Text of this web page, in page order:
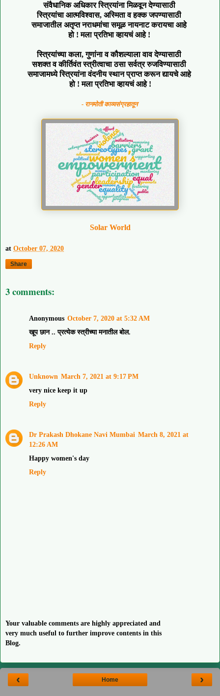
संवैधानिक अधिकार स्त्रियांना मिळवून देण्यासाठी
स्त्रियांचा आत्मविश्वास, अस्मिता व हक्क जपण्यासाठी
समाजातील अतृप्त नराधमांचा समूळ नायनाट करायचा आहे
हो ! मला प्रतिभा व्हायचं आहे !
स्त्रियांच्या कला, गुणांना व कौशल्याला वाव देण्यासाठी
सशक्त व कीर्तिवंत स्त्रीत्वाचा ठसा सर्वत्र रुजविण्यासाठी
समाजामध्ये स्त्रियांना वंदनीय स्थान प्राप्त करून द्यायचे आहे
हो ! मला प्रतिभा व्हायचं आहे !
- रानमोती काव्यसंग्रहातून
Solar World
at October 07, 2020
Share
3 comments:
Anonymous October 7, 2020 at 5:32 AM
खूप छान .. प्रत्येक स्त्रीच्या मनातील बोल.
Reply
Unknown March 7, 2021 at 9:17 PM
very nice keep it up
Reply
Dr Prakash Dhokane Navi Mumbai March 8, 2021 at
12:26 AM
Happy women's day
Reply
Your valuable comments are highly appreciated and
very much useful to further improve contents in this
Blog.
‹ ›
Home